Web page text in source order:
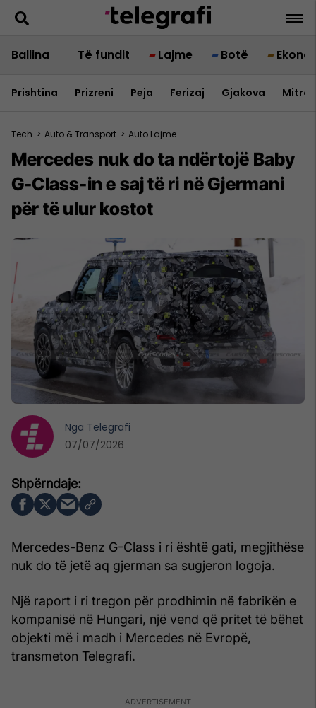
Ballina Të fundit Lajme Botë
Prishtina Prizreni Peja Ferizaj Gjakova
Tech > Auto & Transport > Auto Lajme
Mercedes nuk do ta ndërtojë Baby
G-Class-in e saj të ri në Gjermani
për të ulur kostot
Mercedes-Benz G-Class i ri është gati, megjithëse
nuk do të jetë aq gjerman sa sugjeron logoja.
Një raport i ri tregon për prodhimin në fabrikën e
kompanisë në Hungari, një vend që pritet të bëhet
objekti më i madh i Mercedes në Evropë,
transmeton Telegrafi.
Nga Telegrafi
07/07/2026